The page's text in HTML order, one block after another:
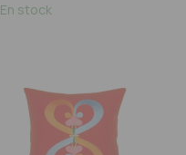
habituel
En stock